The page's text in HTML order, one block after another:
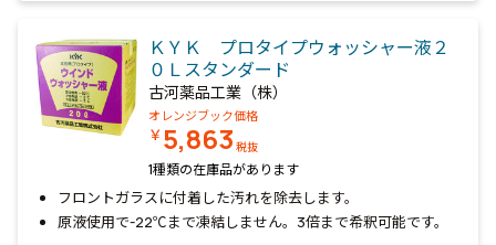
ＫＹＫ プロタイプウォッシャー液２
０Ｌスタンダード
古河薬品工業（株）
オレンジブック価格
￥5,863 税抜
1種類の在庫品があります
フロントガラスに付着した汚れを除去します。
原液使用で-22℃まで凍結しません。3倍まで希釈可能です。